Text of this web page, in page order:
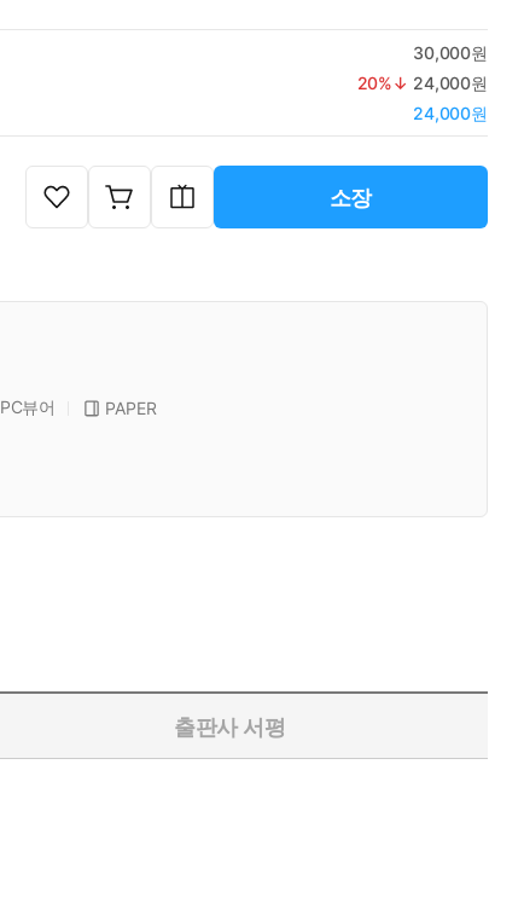
30,000원
20%↓ 24,000원
24,000원
소장
PC뷰어
PAPER
출판사 서평